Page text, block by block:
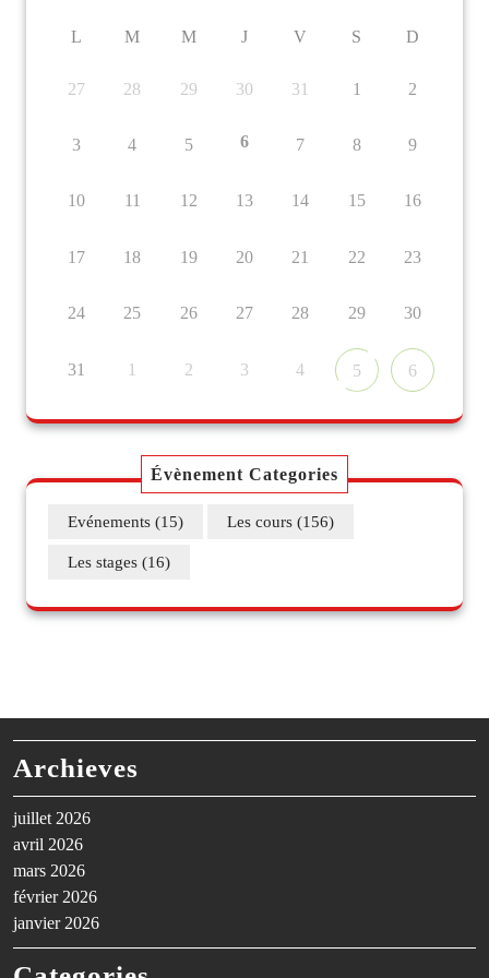
L M M J V S D
27 28 29 30 31 1 2
3 4 5 6 7 8 9
10 11 12 13 14 15 16
17 18 19 20 21 22 23
24 25 26 27 28 29 30
31 1 2 3 4 5 6
Évènement Categories
Evénements (15) Les cours (156)
Les stages (16)
Archieves
juillet 2026
avril 2026
mars 2026
février 2026
janvier 2026